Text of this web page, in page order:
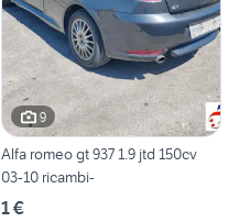
9
Alfa romeo gt 937 1.9 jtd 150cv
03-10 ricambi-
1 €